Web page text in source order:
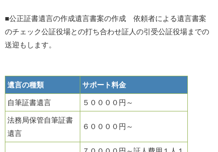
■公正証書遺言の作成遺言書案の作成 依頼者による遺言書案
のチェック公証役場との打ち合わせ証人の引受公証役場までの
送迎もします。
遺言の種類 サポート料金
自筆証書遺言 ５００００円～
法務局保管自筆証書
遺言
６００００円～